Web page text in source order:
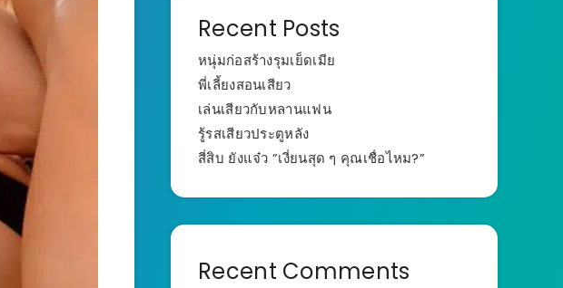
Recent Posts
หนุ่มก่อสร้างรุมเย็ดเมีย
พี่เลี้ยงสอนเสียว
เล่นเสียวกับหลานแฟน
รู้รสเสียวประตูหลัง
สี่สิบ ยังแจ๋ว ”เงี่ยนสุด ๆ คุณเชื่อไหม?”
Recent Comments